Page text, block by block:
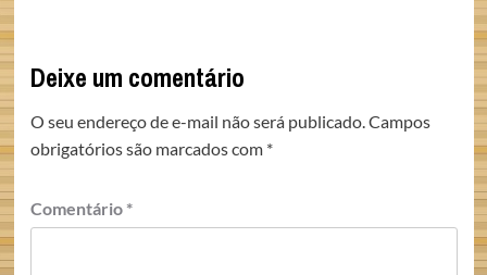
Deixe um comentário
O seu endereço de e-mail não será publicado.Campos
obrigatórios são marcados com *
Comentário *